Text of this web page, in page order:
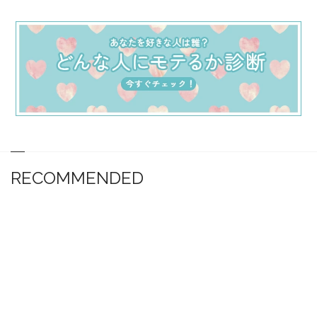
RECOMMENDED